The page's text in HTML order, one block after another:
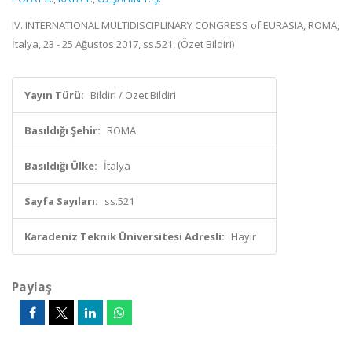
IV. INTERNATIONAL MULTIDISCIPLINARY CONGRESS of EURASIA, ROMA,
İtalya, 23 - 25 Ağustos 2017, ss.521, (Özet Bildiri)
Yayın Türü: Bildiri / Özet Bildiri
Basıldığı Şehir: ROMA
Basıldığı Ülke: İtalya
Sayfa Sayıları: ss.521
Karadeniz Teknik Üniversitesi Adresli: Hayır
Paylaş